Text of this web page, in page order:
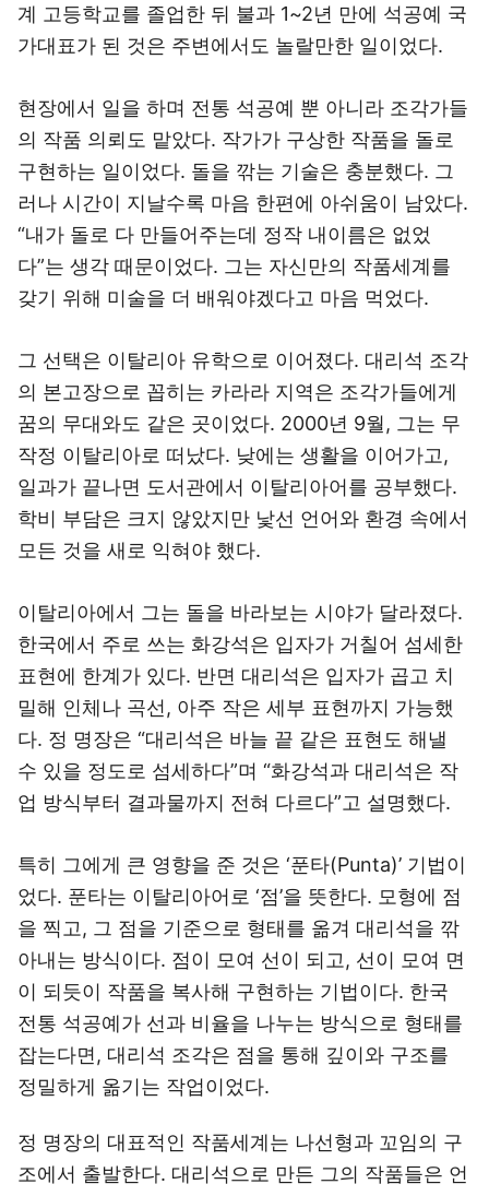
계 고등학교를 졸업한 뒤 불과 1~2년 만에 석공예 국
가대표가 된 것은 주변에서도 놀랄만한 일이었다.
현장에서 일을 하며 전통 석공예 뿐 아니라 조각가들
의 작품 의뢰도 맡았다. 작가가 구상한 작품을 돌로
구현하는 일이었다. 돌을 깎는 기술은 충분했다. 그
러나 시간이 지날수록 마음 한편에 아쉬움이 남았다.
“내가 돌로 다 만들어주는데 정작 내이름은 없었
다”는 생각 때문이었다. 그는 자신만의 작품세계를
갖기 위해 미술을 더 배워야겠다고 마음 먹었다.
그 선택은 이탈리아 유학으로 이어졌다. 대리석 조각
의 본고장으로 꼽히는 카라라 지역은 조각가들에게
꿈의 무대와도 같은 곳이었다. 2000년 9월, 그는 무
작정 이탈리아로 떠났다. 낮에는 생활을 이어가고,
일과가 끝나면 도서관에서 이탈리아어를 공부했다.
학비 부담은 크지 않았지만 낯선 언어와 환경 속에서
모든 것을 새로 익혀야 했다.
이탈리아에서 그는 돌을 바라보는 시야가 달라졌다.
한국에서 주로 쓰는 화강석은 입자가 거칠어 섬세한
표현에 한계가 있다. 반면 대리석은 입자가 곱고 치
밀해 인체나 곡선, 아주 작은 세부 표현까지 가능했
다. 정 명장은 “대리석은 바늘 끝 같은 표현도 해낼
수 있을 정도로 섬세하다”며 “화강석과 대리석은 작
업 방식부터 결과물까지 전혀 다르다”고 설명했다.
특히 그에게 큰 영향을 준 것은 ‘푼타(Punta)’ 기법이
었다. 푼타는 이탈리아어로 ‘점’을 뜻한다. 모형에 점
을 찍고, 그 점을 기준으로 형태를 옮겨 대리석을 깎
아내는 방식이다. 점이 모여 선이 되고, 선이 모여 면
이 되듯이 작품을 복사해 구현하는 기법이다. 한국
전통 석공예가 선과 비율을 나누는 방식으로 형태를
잡는다면, 대리석 조각은 점을 통해 깊이와 구조를
정밀하게 옮기는 작업이었다.
정 명장의 대표적인 작품세계는 나선형과 꼬임의 구
조에서 출발한다. 대리석으로 만든 그의 작품들은 언